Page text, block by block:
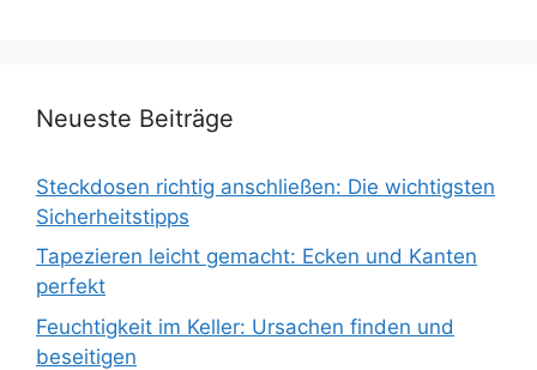
Neueste Beiträge
Steckdosen richtig anschließen: Die wichtigsten
Sicherheitstipps
Tapezieren leicht gemacht: Ecken und Kanten
perfekt
Feuchtigkeit im Keller: Ursachen finden und
beseitigen